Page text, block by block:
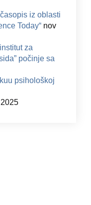
iz oblasti
Today“ nov
za
počinje sa
psihološkoj